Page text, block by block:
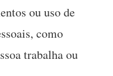
ou uso de
como
trabalha ou